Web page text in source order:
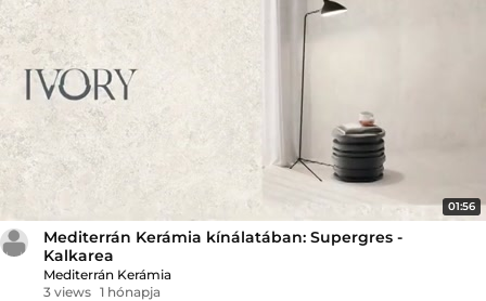
01:56
Mediterrán Kerámia kínálatában: Supergres -
Kalkarea
Mediterrán Kerámia
3 views 1 hónapja